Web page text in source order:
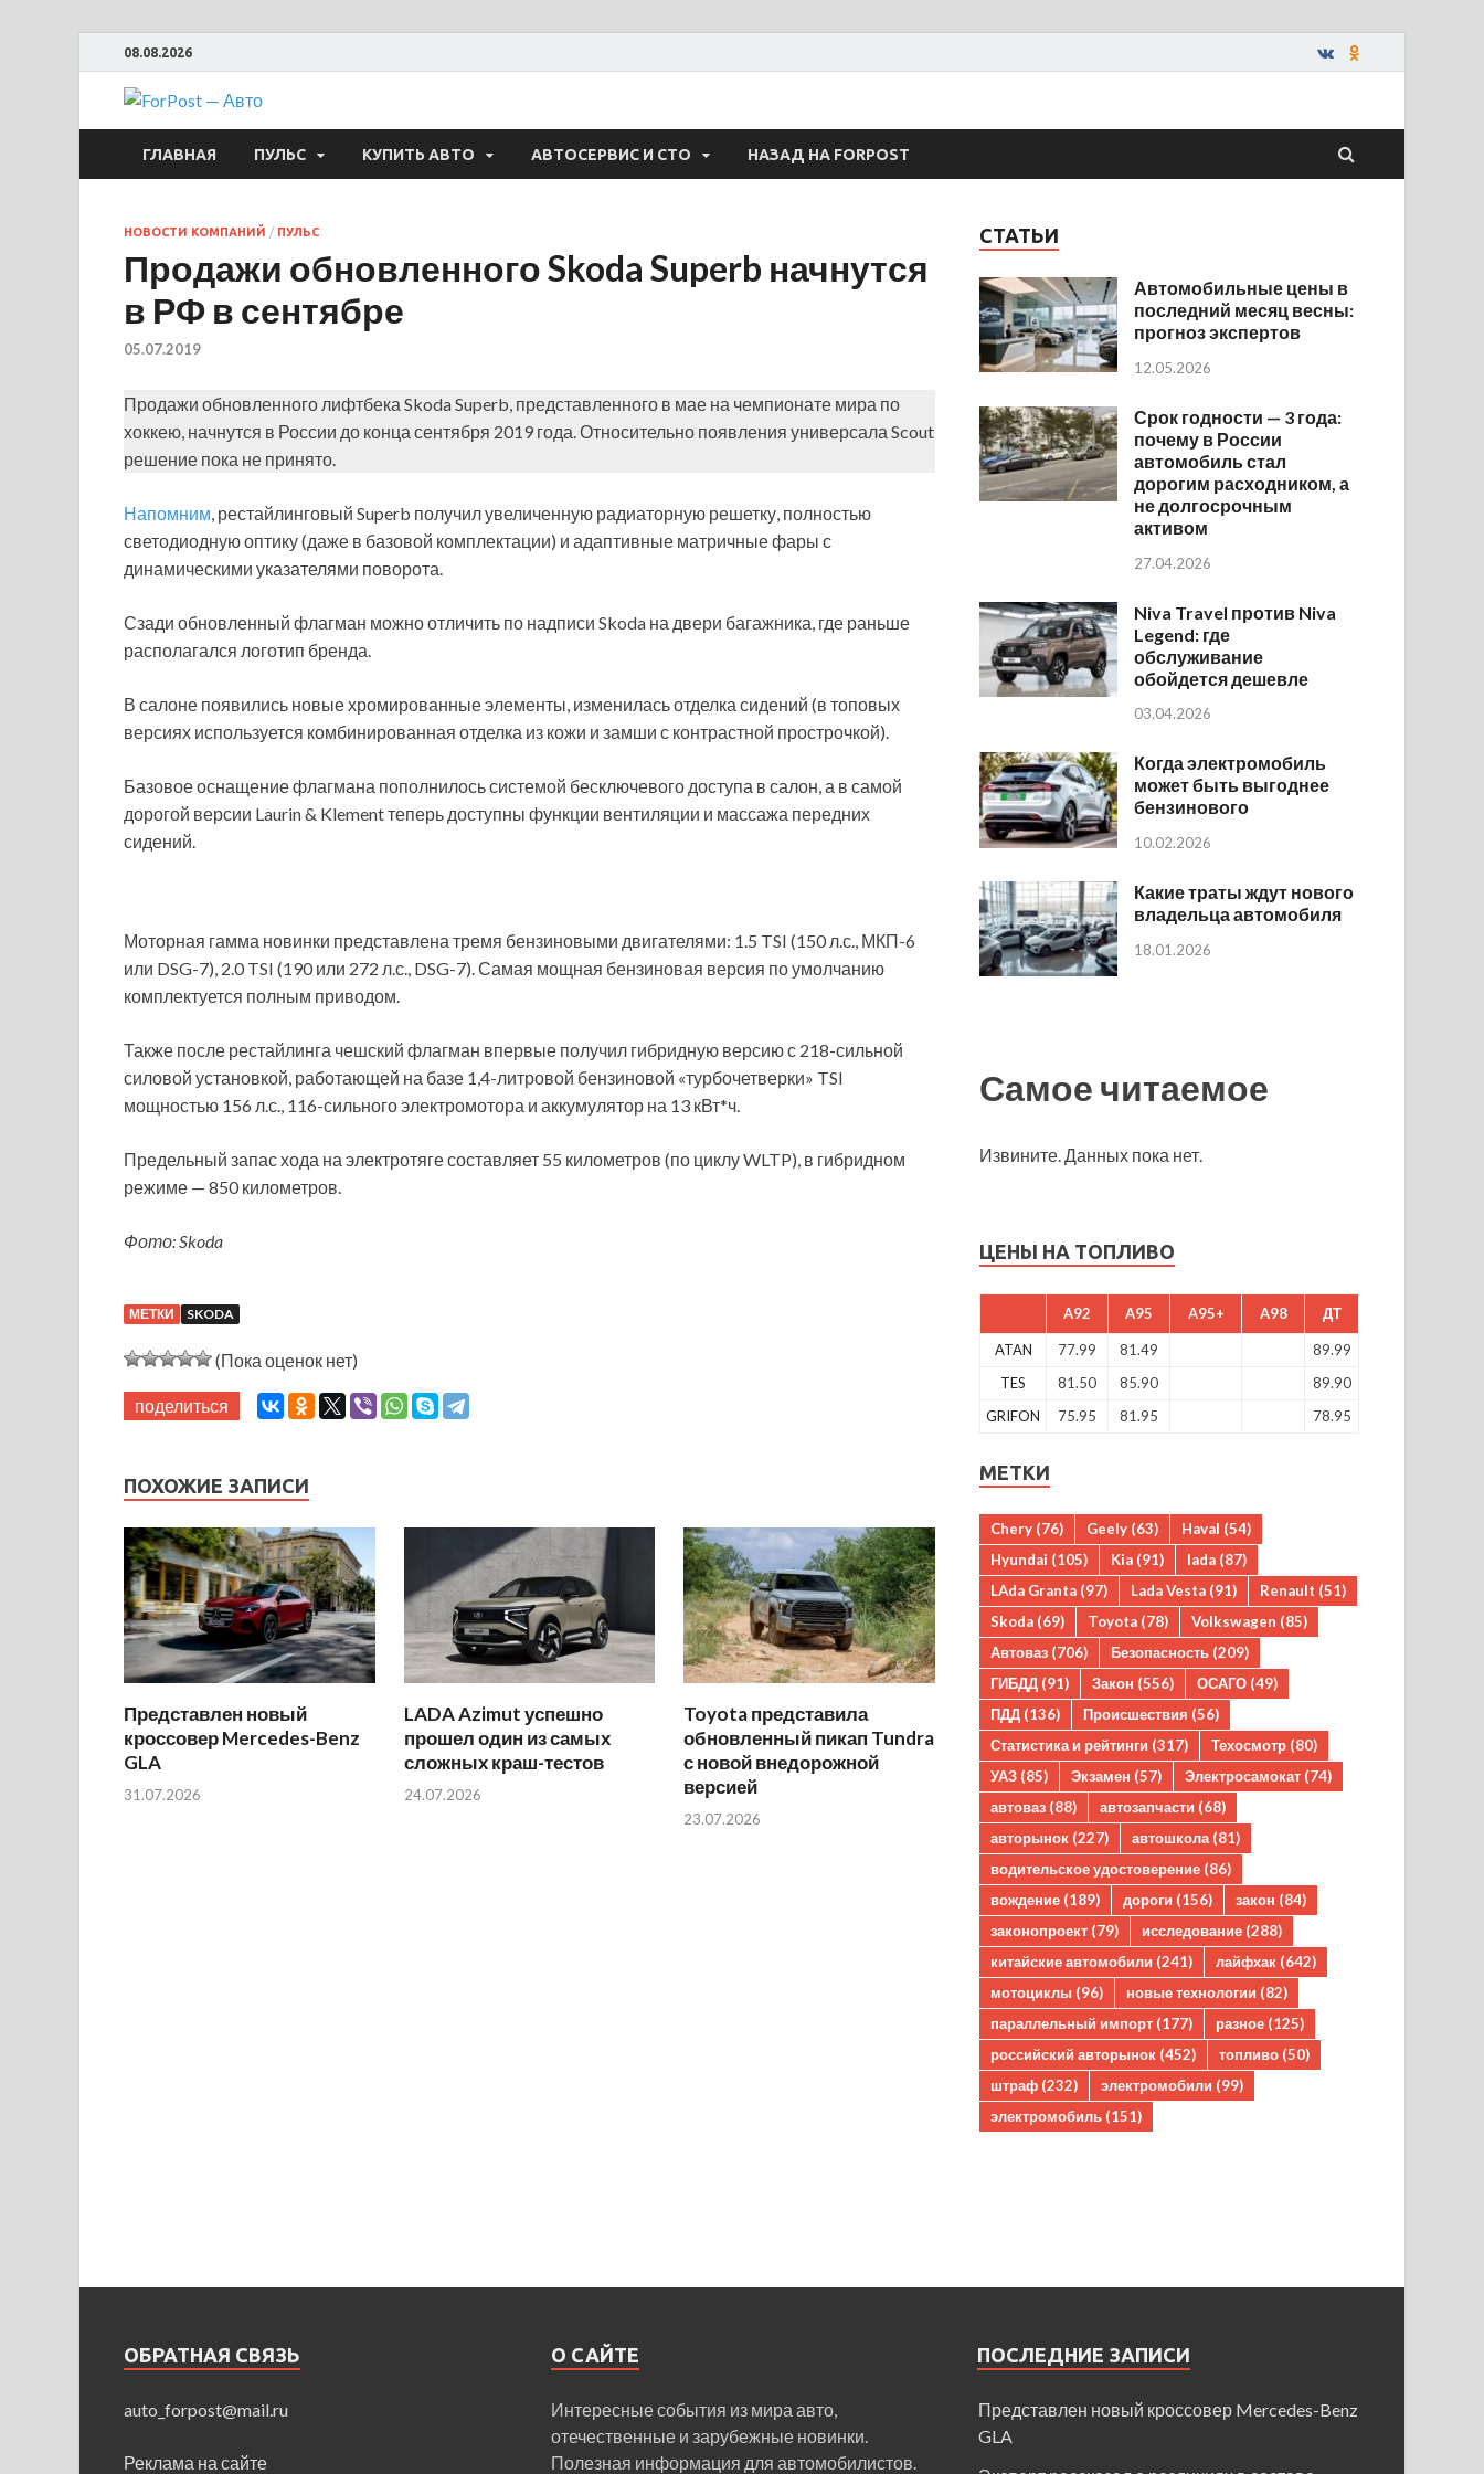
08.08.2026
ForPost — Авто
ГЛАВНАЯ ПУЛЬС КУПИТЬ АВТО АВТОСЕРВИС И СТО НАЗАД НА FORPOST
НОВОСТИ КОМПАНИЙ / ПУЛЬС
Продажи обновленного Skoda Superb начнутся
в РФ в сентябре
05.07.2019
Продажи обновленного лифтбека Skoda Superb, представленного в мае на чемпионате мира по
хоккею, начнутся в России до конца сентября 2019 года. Относительно появления универсала Scout
решение пока не принято.
Напомним, рестайлинговый Superb получил увеличенную радиаторную решетку, полностью
светодиодную оптику (даже в базовой комплектации) и адаптивные матричные фары с
динамическими указателями поворота.
Сзади обновленный флагман можно отличить по надписи Skoda на двери багажника, где раньше
располагался логотип бренда.
В салоне появились новые хромированные элементы, изменилась отделка сидений (в топовых
версиях используется комбинированная отделка из кожи и замши с контрастной прострочкой).
Базовое оснащение флагмана пополнилось системой бесключевого доступа в салон, а в самой
дорогой версии Laurin & Klement теперь доступны функции вентиляции и массажа передних
сидений.
Моторная гамма новинки представлена тремя бензиновыми двигателями: 1.5 TSI (150 л.с., МКП-6
или DSG-7), 2.0 TSI (190 или 272 л.с., DSG-7). Самая мощная бензиновая версия по умолчанию
комплектуется полным приводом.
Также после рестайлинга чешский флагман впервые получил гибридную версию с 218-сильной
силовой установкой, работающей на базе 1,4-литровой бензиновой «турбочетверки» TSI
мощностью 156 л.с., 116-сильного электромотора и аккумулятор на 13 кВт*ч.
Предельный запас хода на электротяге составляет 55 километров (по циклу WLTP), в гибридном
режиме — 850 километров.
Фото: Skoda
МЕТКИ SKODA
(Пока оценок нет)
поделиться
ПОХОЖИЕ ЗАПИСИ
Представлен новый
кроссовер Mercedes-Benz
GLA
31.07.2026
LADA Azimut успешно
прошел один из самых
сложных краш-тестов
24.07.2026
Toyota представила
обновленный пикап Tundra
с новой внедорожной
версией
23.07.2026
СТАТЬИ
Автомобильные цены в
последний месяц весны:
прогноз экспертов
12.05.2026
Срок годности — 3 года:
почему в России
автомобиль стал
дорогим расходником, а
не долгосрочным
активом
27.04.2026
Niva Travel против Niva
Legend: где
обслуживание
обойдется дешевле
03.04.2026
Когда электромобиль
может быть выгоднее
бензинового
10.02.2026
Какие траты ждут нового
владельца автомобиля
18.01.2026
Самое читаемое
Извините. Данных пока нет.
ЦЕНЫ НА ТОПЛИВО
A92 A95 A95+ A98 ДТ
ATAN 77.99 81.49
89.99
TES
81.50 85.90
89.90
GRIFON
75.95 81.95 78.95
МЕТКИ
Chery (76) Geely (63) Haval (54)
Hyundai (105) Kia (91) lada (87)
LAda Granta (97) Lada Vesta (91) Renault (51)
Skoda (69) Toyota (78) Volkswagen (85)
Автоваз (706) Безопасность (209)
ГИБДД (91) Закон (556) ОСАГО (49)
ПДД (136) Происшествия (56)
Статистика и рейтинги (317) Техосмотр (80)
УАЗ (85) Экзамен (57) Электросамокат (74)
автоваз (88) автозапчасти (68)
авторынок (227) автошкола (81)
водительское удостоверение (86)
вождение (189) дороги (156) закон (84)
законопроект (79) исследование (288)
китайские автомобили (241) лайфхак (642)
мотоциклы (96) новые технологии (82)
параллельный импорт (177) разное (125)
российский авторынок (452) топливо (50)
штраф (232) электромобили (99)
электромобиль (151)
ОБРАТНАЯ СВЯЗЬ
auto_forpost@mail.ru
Реклама на сайте
О САЙТЕ
Интересные события из мира авто,
отечественные и зарубежные новинки.
Полезная информация для автомобилистов.
ПОСЛЕДНИЕ ЗАПИСИ
Представлен новый кроссовер Mercedes-Benz
GLA